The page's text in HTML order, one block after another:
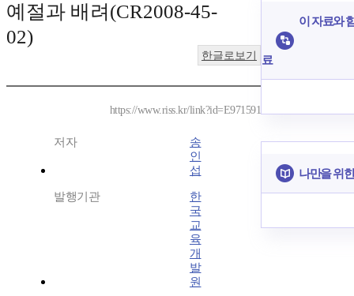
예절과 배려(CR2008-45-
02)
한글로보기
https://www.riss.kr/link?id=E971591
저자
송
인
섭
발행기관
한
국
교
육
개
발
원
이 자료와
료
나만을 위